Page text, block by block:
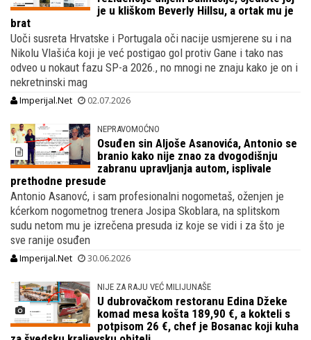
je u kliškom Beverly Hillsu, a ortak mu je
brat
Uoči susreta Hrvatske i Portugala oči nacije usmjerene su i na
Nikolu Vlašića koji je već postigao gol protiv Gane i tako nas
odveo u nokaut fazu SP-a 2026., no mnogi ne znaju kako je on i
nekretninski mag
Imperijal.Net 02.07.2026
NEPRAVOMOĆNO
Osuđen sin Aljoše Asanovića, Antonio se
branio kako nije znao za dvogodišnju
zabranu upravljanja autom, isplivale
prethodne presude
Antonio Asanovć, i sam profesionalni nogometaš, oženjen je
kćerkom nogometnog trenera Josipa Skoblara, na splitskom
sudu netom mu je izrečena presuda iz koje se vidi i za što je
sve ranije osuđen
Imperijal.Net 30.06.2026
NIJE ZA RAJU VEĆ MILIJUNAŠE
U dubrovačkom restoranu Edina Džeke
komad mesa košta 189,90 €, a kokteli s
potpisom 26 €, chef je Bosanac koji kuha